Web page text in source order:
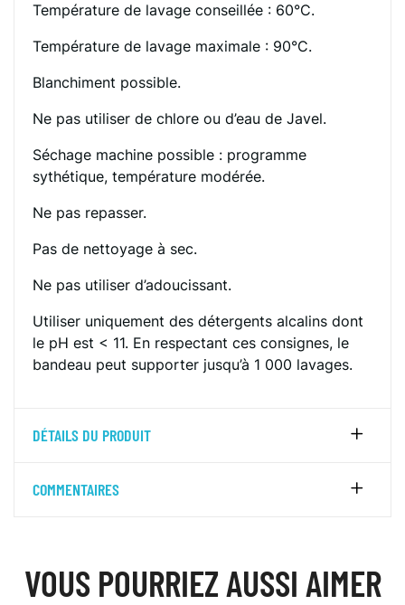
Température de lavage conseillée : 60°C.
Température de lavage maximale : 90°C.
Blanchiment possible.
Ne pas utiliser de chlore ou d’eau de Javel.
Séchage machine possible : programme
sythétique, température modérée.
Ne pas repasser.
Pas de nettoyage à sec.
Ne pas utiliser d’adoucissant.
Utiliser uniquement des détergents alcalins dont
le pH est < 11. En respectant ces consignes, le
bandeau peut supporter jusqu’à 1 000 lavages.
DÉTAILS DU PRODUIT
COMMENTAIRES
VOUS POURRIEZ AUSSI AIMER